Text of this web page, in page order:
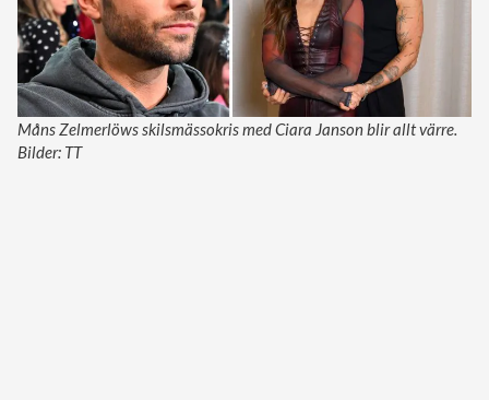
Måns Zelmerlöws skilsmässokris med Ciara Janson blir allt värre.
Bilder: TT